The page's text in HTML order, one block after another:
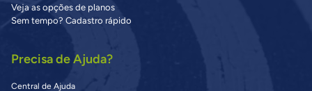
Veja as opções de planos
Sem tempo? Cadastro rápido
Precisa de Ajuda?
Central de Ajuda